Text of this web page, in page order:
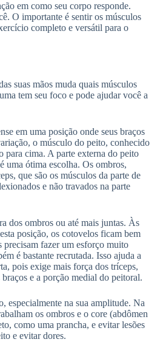
em como seu corpo responde.
O importante é sentir os músculos
completo e versátil para o
suas mãos muda quais músculos
tem seu foco e pode ajudar você a
em uma posição onde seus braços
o músculo do peito, conhecido
para cima. A parte externa do peito
é uma ótima escolha. Os ombros,
que são os músculos da parte de
e não travados na parte
dos ombros ou até mais juntas. Às
posição, os cotovelos ficam bem
fazer um esforço muito
é bastante recrutada. Isso ajuda a
pois exige mais força dos tríceps,
e a porção medial do peitoral.
especialmente na sua amplitude. Na
os ombros e o core (abdômen
como uma prancha, e evitar lesões
e evitar dores.